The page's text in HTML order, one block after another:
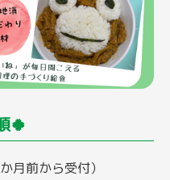
🍀
月前から受付）